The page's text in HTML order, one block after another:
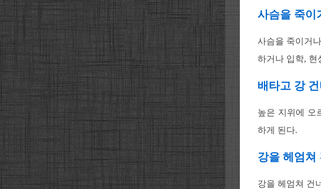
사슴을 죽이
사슴을 죽이거
하거나 입학, 현
배타고 강
높은 지위에 오
하게 된다.
강을 헤엄쳐
강을 헤엄쳐 건